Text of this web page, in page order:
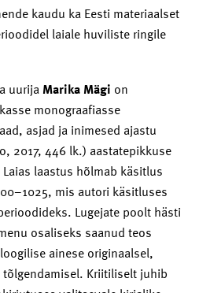
kaudu ka Eesti materiaalset
laiale huviliste ringile
uurija Marika Mägi on
monograafiasse
asjad ja inimesed ajastu
2017, 446 lk.) aastatepikkuse
laastus hõlmab käsitlus
mis autori käsitluses
Lugejate poolt hästi
osaliseks saanud teos
ainese originaalsel,
Kriitiliselt juhib